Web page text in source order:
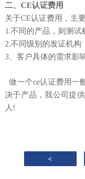
二、 CE认证费用
关于CE认证费用，主
1.不同的产品，则测试
2.不同级别的发证机构
3、客户具体的需求影
做一个ce认证费用一
决于产品，我公司提供
人 !
<